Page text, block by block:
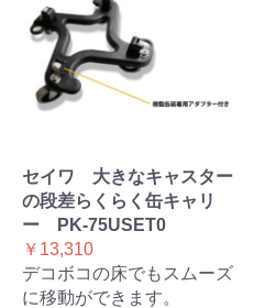
セイワ 大きなキャスター
の段差らくらく缶キャリ
ー PK-75USET0
￥13,310
デコボコの床でもスムーズ
に移動ができます。